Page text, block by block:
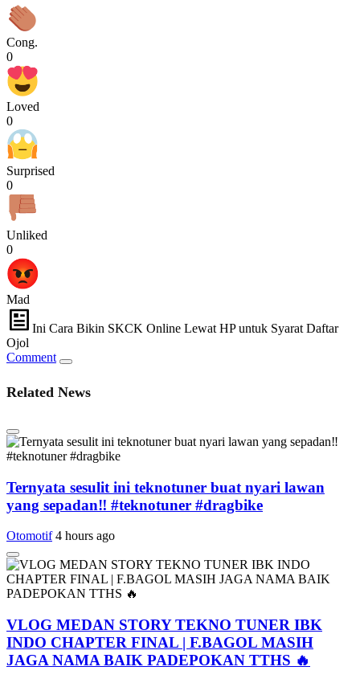
Cong.
0
Loved
0
Surprised
0
Unliked
0
Mad
Ini Cara Bikin SKCK Online Lewat HP untuk Syarat Daftar
Ojol
Comment
Related News
Ternyata sesulit ini teknotuner buat nyari lawan
yang sepadan‼️ #teknotuner #dragbike
Otomotif 4 hours ago
VLOG MEDAN STORY TEKNO TUNER IBK
INDO CHAPTER FINAL | F.BAGOL MASIH
JAGA NAMA BAIK PADEPOKAN TTHS 🔥